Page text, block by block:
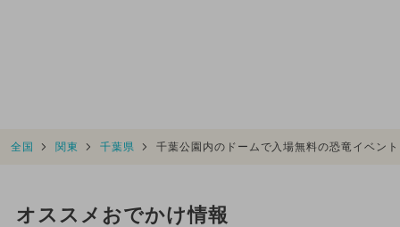
全国 関東 千葉県 千葉公園内のドームで入場無料の恐竜イベン
オススメおでかけ情報